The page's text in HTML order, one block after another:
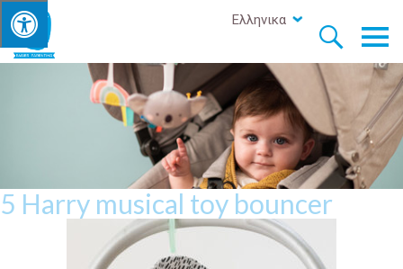


Ελληνικα
5 Harry musical toy bouncer